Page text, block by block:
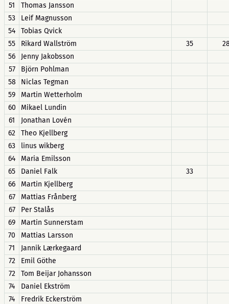
51
Thomas Jansson
53
Leif Magnusson
54
Tobias Qvick
55
Rikard Wallström 35
56
Jenny Jakobsson
57
Björn Pohlman
58
Niclas Tegman
59
Martin Wetterholm
60
Mikael Lundin
61
Jonathan Lovén
62
Theo Kjellberg
63
linus wikberg
64
Maria Emilsson
65
Daniel Falk
33
66
Martin Kjellberg
67
Mattias Frånberg
67
Per Stalås
69
Martin Sunnerstam
70
Mattias Larsson
71
Jannik Lærkegaard
72
Emil Göthe
72
Tom Beijar Johansson
74
Daniel Ekström
74
Fredrik Eckerström